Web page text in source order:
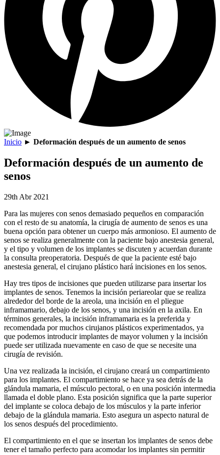
Inicio ► Deformación después de un aumento de senos
Deformación después de un aumento de
senos
29th Abr 2021
Para las mujeres con senos demasiado pequeños en comparación
con el resto de su anatomía, la cirugía de aumento de senos es una
buena opción para obtener un cuerpo más armonioso. El aumento de
senos se realiza generalmente con la paciente bajo anestesia general,
y el tipo y volumen de los implantes se discuten y acuerdan durante
la consulta preoperatoria. Después de que la paciente esté bajo
anestesia general, el cirujano plástico hará incisiones en los senos.
Hay tres tipos de incisiones que pueden utilizarse para insertar los
implantes de senos. Tenemos la incisión periareolar que se realiza
alrededor del borde de la areola, una incisión en el pliegue
inframamario, debajo de los senos, y una incisión en la axila. En
términos generales, la incisión inframamaria es la preferida y
recomendada por muchos cirujanos plásticos experimentados, ya
que podemos introducir implantes de mayor volumen y la incisión
puede ser utilizada nuevamente en caso de que se necesite una
cirugía de revisión.
Una vez realizada la incisión, el cirujano creará un compartimiento
para los implantes. El compartimiento se hace ya sea detrás de la
glándula mamaria, el músculo pectoral, o en una posición intermedia
llamada el doble plano. Esta posición significa que la parte superior
del implante se coloca debajo de los músculos y la parte inferior
debajo de la glándula mamaria. Esto asegura un aspecto natural de
los senos después del procedimiento.
El compartimiento en el que se insertan los implantes de senos debe
tener el tamaño perfecto para acomodar los implantes sin permitir